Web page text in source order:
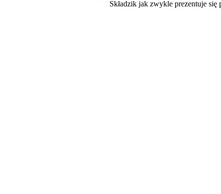
Składzik jak zwykle prezentuje